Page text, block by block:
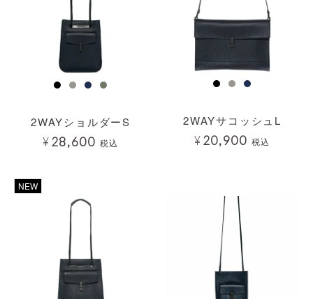
2WAYショルダーS
¥28,600 税込
2WAYサコッシュL
¥20,900 税込
NEW